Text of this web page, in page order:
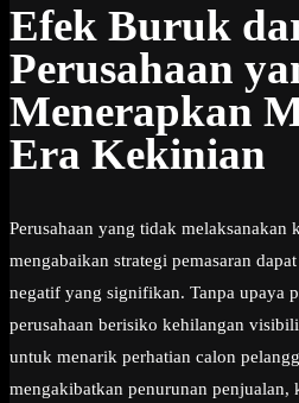
Efek Buruk
Perusahaan
Menerapkan
Era Kekinian
Perusahaan yang tidak melaksanakan
mengabaikan strategi pemasaran
negatif yang signifikan. Tanpa upaya
perusahaan berisiko kehilangan
untuk menarik perhatian calon
mengakibatkan penurunan penjualan,